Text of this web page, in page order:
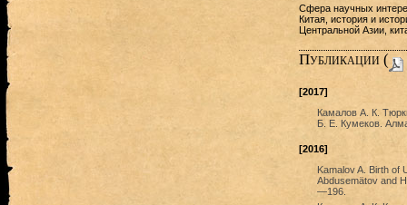
Сфера научных
Китая, история и
Центральной Азии,
Публикации (
[2017]
Камалов А. К.
Б. Е. Кумеков.
[2016]
Kamalov A. Birth of
Abdusemätov and
—196.